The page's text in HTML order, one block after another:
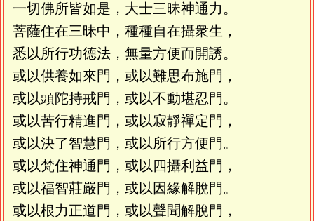
一切佛所皆如是，大士三昧神通力。
菩薩住在三昧中，種種自在攝衆生，
悉以所行功德法，無量方便而開誘。
或以供養如來門，或以難思布施門，
或以頭陀持戒門，或以不動堪忍門。
或以苦行精進門，或以寂靜禪定門，
或以決了智慧門，或以所行方便門。
或以梵住神通門，或以四攝利益門，
或以福智莊嚴門，或以因緣解脫門。
或以根力正道門，或以聲聞解脫門，